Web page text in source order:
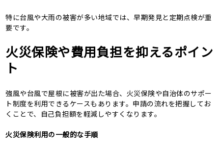
特に台風や大雨の被害が多い地域では、早期発見と定期点検が重
要です。
火災保険や費用負担を抑えるポイン
ト
強風や台風で屋根に被害が出た場合、火災保険や自治体のサポー
ト制度を利用できるケースもあります。申請の流れを把握してお
くことで、自己負担額を軽減しやすくなります。
火災保険利用の一般的な手順